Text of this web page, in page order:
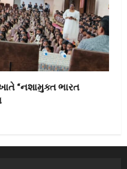
“નશામુક્ત ભારત